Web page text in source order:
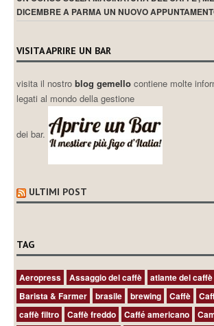
DICEMBRE A PARMA UN NUOVO
VISITA APRIRE UN BAR
visita il nostroblog gemellocontiene molte
legati al mondo della gestione
dei bar.
ULTIMI POST
TAG
Aeropress Assaggio del caffè atlante del caffè
Barista & Farmer
brasile brewing Caffè
caffè filtro
Caffè freddo Caffé americano